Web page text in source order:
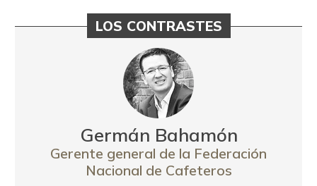
LOS CONTRASTES
Germán Bahamón
Gerente general de la Federación
Nacional de Cafeteros